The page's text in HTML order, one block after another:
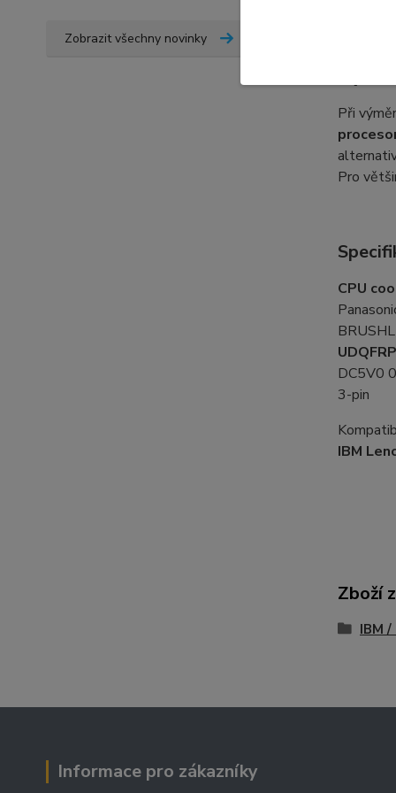
Zobrazit všechny novinky
Při
Pro
CPU
DC5V0
3-pin
IBM
Zboží
IBM
Informace pro zákazníky